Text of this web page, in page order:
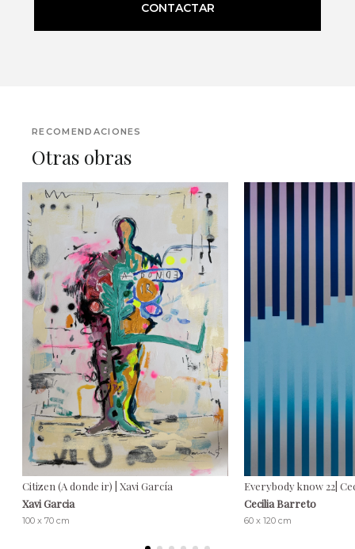
CONTACTAR
RECOMENDACIONES
Otras obras
Citizen (A donde ir) | Xavi García
Xavi Garcia
100 x 70 cm
Everybody know 22|
Cecilia Barreto
60 x 120 cm